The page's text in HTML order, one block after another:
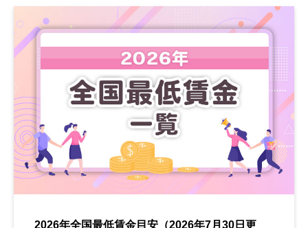
2026年全国最低賃金目安（2026年7月30日更